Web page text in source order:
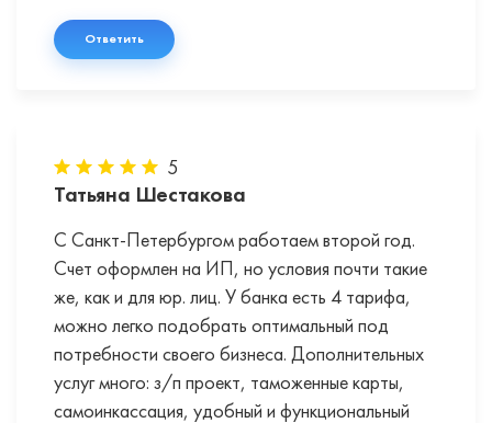
Ответить
5
Татьяна Шестакова
С Санкт-Петербургом работаем второй год.
Счет оформлен на ИП, но условия почти такие
же, как и для юр. лиц. У банка есть 4 тарифа,
можно легко подобрать оптимальный под
потребности своего бизнеса. Дополнительных
услуг много: з/п проект, таможенные карты,
самоинкассация, удобный и функциональный